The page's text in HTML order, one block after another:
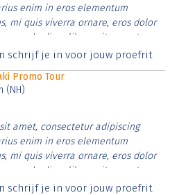
enim in eros elementum
mi quis viverra ornare, eros dolor
diam libero vitae erat.
et justo cursus id rutrum lorem
schrijf je in voor jouw proefrit
Promo Tour
(NH)
amet, consectetur adipiscing
enim in eros elementum
mi quis viverra ornare, eros dolor
diam libero vitae erat.
et justo cursus id rutrum lorem
schrijf je in voor jouw proefrit